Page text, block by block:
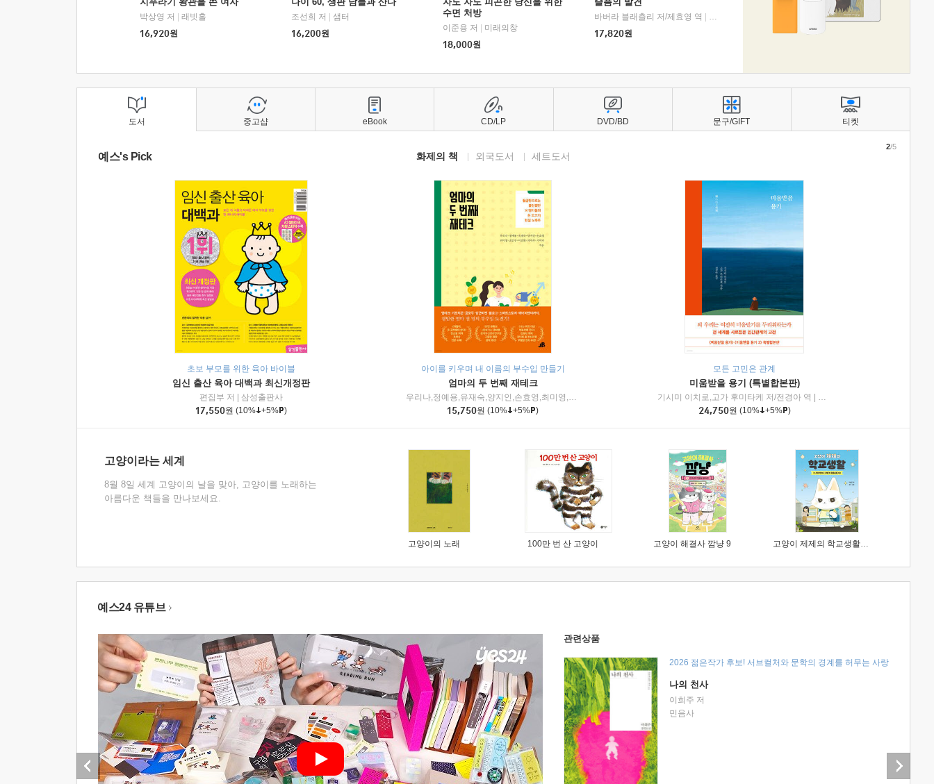
박상영 저
래빗홀
16,920원
조선희 저
샘터
16,200원
수면 처방
이준용 저
미래의창
18,000원
바버라 블래츨리 저/제효영 역
디플롯
17,820원
도서
예스's Pick 화제의 책 외국도서 세트도서
초보 부모를 위한 육아 바이블
임신 출산 육아 대백과 최신개정판
편집부 저
삼성출판사
17,550원 (10% +5% )
아이를 키우며 내 이름의 부수입 만들기
엄마의 두 번째 재테크
우리나,정예용,유재숙,양지인,손효영,최미영,조민주,이진현,차미숙,서미숙 저 | 제이브리즈북스
15,750원 (10% +5% )
모든 고민은 관계
미움받을 용기 (특별합본판)
기시미 이치로,고가 후미타케 저/전경아 역
인플루엔셜
24,750원 (10% +5% )
2/5
고양이라는 세계
8월 8일 세계 고양이의 날을 맞아, 고양이를 노래하는
아름다운 책들을 만나보세요.
고양이의 노래 100만 번 산 고양이 고양이 해결사 깜냥 9 고양이 제제의 학교생활 1 : 초등학생이 이렇게 힘들 줄이야
중고샵 eBook CD/LP DVD/BD 문구/GIFT 티켓
예스24 유튜브
관련상품
2026 젊은작가 후보! 서브컬처와 문학의 경계를 허무는 사랑
나의 천사
이희주 저
민음사